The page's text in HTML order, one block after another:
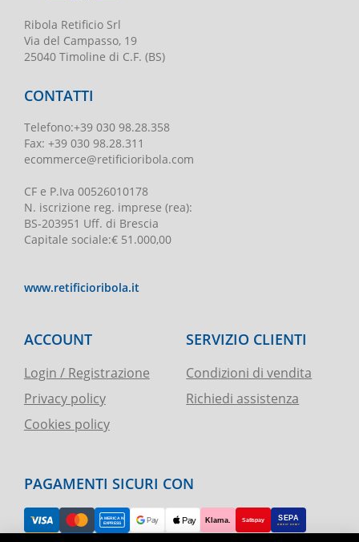
Ribola Retificio Srl
Via del Campasso, 19
25040 Timoline di C.F. (BS)
CONTATTI
Telefono:+39 030 98.28.358
Fax: +39 030 98.28.311
ecommerce@retificioribola.com
CF e P.Iva 00526010178
N. iscrizione reg. imprese (rea):
BS-203951 Uff. di Brescia
Capitale sociale:€ 51.000,00
www.retificioribola.it
ACCOUNT
Login / Registrazione
Privacy policy
Cookies policy
SERVIZIO CLIENTI
Condizioni di vendita
Richiedi assistenza
PAGAMENTI SICURI CON